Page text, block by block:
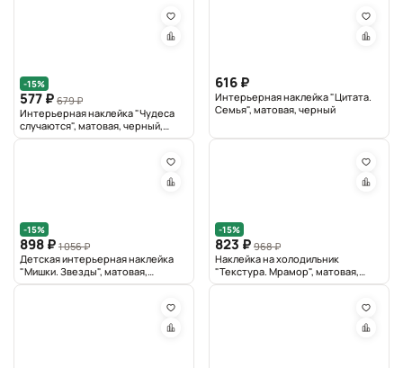
-15%
577 ₽ 679 ₽
Интерьерная наклейка "Чудеса
случаются", матовая, черный,
голубой
616 ₽
Интерьерная наклейка "Цитата.
Семья", матовая, черный
-15%
898 ₽ 1 056 ₽
Детская интерьерная наклейка
"Мишки. Звезды", матовая,
бежевый
-15%
823 ₽ 968 ₽
Наклейка на холодильник
"Текстура. Мрамор", матовая,
темно-серый